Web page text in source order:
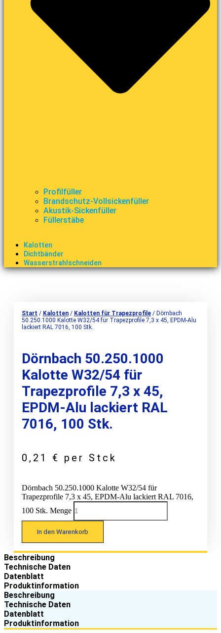
Profilfüller
Brandschutz-Vollsickenfüller
Akustik-Sickenfüller
Füllerstäbe
Kalotten
Dichtbänder
Wasserstrahlschneiden
Start / Kalotten / Kalotten für Trapezprofile / Dörnbach
50.250.1000 Kalotte W32/54 für Trapezprofile 7,3 x 45, EPDM-Alu
lackiert RAL 7016, 100 Stk.
Dörnbach 50.250.1000
Kalotte W32/54 für
Trapezprofile 7,3 x 45,
EPDM-Alu lackiert RAL
7016, 100 Stk.
0,21 € per Stck
Dörnbach 50.250.1000 Kalotte W32/54 für
Trapezprofile 7,3 x 45, EPDM-Alu lackiert RAL 7016,
100 Stk. Menge
In den Warenkorb
Beschreibung
Technische Daten
Datenblatt
Produktinformation
Beschreibung
Technische Daten
Datenblatt
Produktinformation